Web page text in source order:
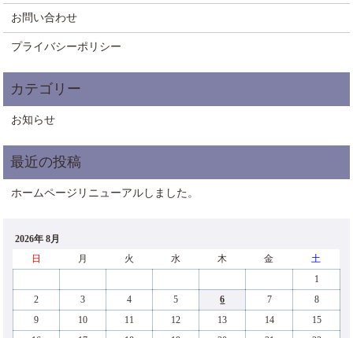
お問い合わせ
プライバシーポリシー
お知らせ
ホームページリニューアルしました。
2026年 8月
日
月 火 水 木 金
土
1
2
3 4 5 6 7
8
9
10 11 12 13 14
15